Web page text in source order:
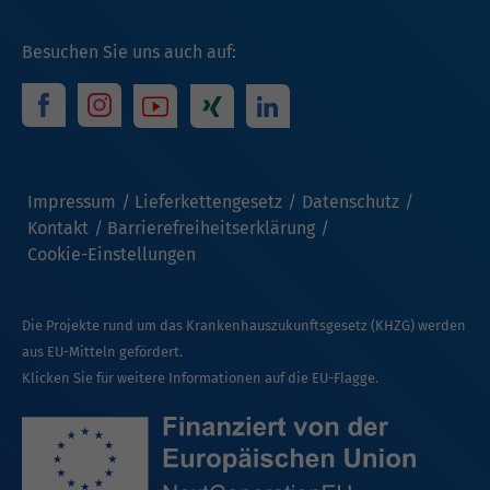
Besuchen Sie uns auch auf:
Impressum Lieferkettengesetz
Datenschutz
Kontakt
Barrierefreiheitserklärung
Cookie-Einstellungen
Die Projekte rund um das Krankenhauszukunftsgesetz (KHZG) werden
aus EU-Mitteln gefördert.
Klicken Sie für weitere Informationen auf die EU-Flagge.